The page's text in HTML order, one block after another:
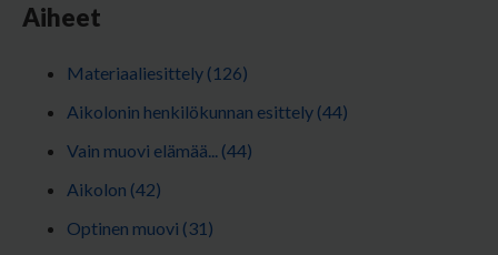
Aiheet
Materiaaliesittely (126)
Aikolonin henkilökunnan esittely (44)
Vain muovi elämää... (44)
Aikolon (42)
Optinen muovi (31)